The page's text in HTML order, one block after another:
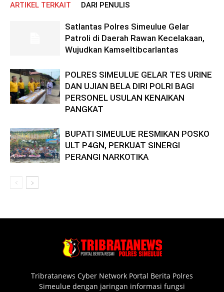
ARTIKEL TERKAIT DARI PENULIS
Satlantas Polres Simeulue Gelar
Patroli di Daerah Rawan Kecelakaan,
Wujudkan Kamseltibcarlantas
POLRES SIMEULUE GELAR TES URINE
DAN UJIAN BELA DIRI POLRI BAGI
PERSONEL USULAN KENAIKAN
PANGKAT
BUPATI SIMEULUE RESMIKAN POSKO
ULT P4GN, PERKUAT SINERGI
PERANGI NARKOTIKA
Tribratanews Cyber Network Portal Berita Polres
Simeulue dengan jaringan informasi fungsi